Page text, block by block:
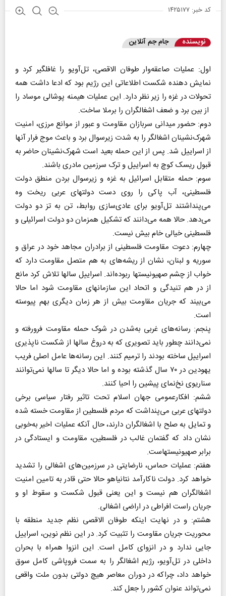
کد خبر: ۱۴۲۵۱۷۷
نویسنده جام جم آنلاین
اول: عملیات صاعقه‌وار طوفان‌ الاقصی، تل‌آویو را غافلگیر کرد و
نمایش دهنده شکست اطلاعاتی این رژیم بود که ادعا داشت همه
تحولات در غزه را زیر نظر دارد. این عملیات هیمنه پوشالی موساد را
از بین برد و ضعف اشغالگران را برملا ساخت.
دوم: حضور میدانی سربازان مقاومت و عبور از موانع مرزی، امنیت
شهرک‌نشینان اشغالگر را به شدت زیرسوال برد و باعث موج فرار آنها
از اسراییل شد. پس از این حمله بعید است شهرک‌نشینان حاضر به
قبول ریسک کوچ به اسراییل و ترک سرزمین مادری باشند.
سوم: حمله متقابل اسرائیل به غزه و زیرسوال بردن منطق دولت
فلسطینی، آب پاکی را روی دست دولتهای عربی ریخت وه
می‌پنداشتند تل‌آویو برای عادی‌سازی روابط، تن به تز دو دولت
می‌دهد. حالا همه می‌دانند که تشکیل همزمان دو دولت اسرائیلی و
فلسطینی خیالی خام بیش نیست.
چهارم: دعوت مقاومت فلسطینی از برادران مجاهد خود در عراق و
سوریه و لبنان، نشان از ریشه‌های به هم متصل مقاومت دارد که
خواب از چشم صهیونیستها ربوده‌اند. اسراییل سالها تلاش کرد مانع
از در هم تنیدگی و اتحاد این سازمانهای مقاومت شود اما حالا
می‌بیند که جریان مقاومت بیش از هر زمان دیگری بهم پیوسته
است.
پنجم: رسانه‌های غربی به‌شدن در شوک حمله مقاومت فرورفته و
نمی‌دانند چطور باید تصویری که به دروغ سالها از شکست ناپذیری
اسراییل ساخته بودند را ترمیم کنند. این رسانه‌ها عامل اصلی فریب
یهودین در ۷۰ سال گذشته بوده و اما حالا دیگر تا سالها نمی‌توانند
سناریوی نخ‌نمای پیشین را احیا کنند.
ششم: افکارعمومی جهان اسلام تحت تاثیر رفتار سیاسی برخی
دولتهای عربی می‌پنداشت که مردم فلسطین از مقاومت خسته شده
و تمایل به صلح با اشغالگران دارند، حال آنکه عملیات اخیر به‌خوبی
نشان داد که گفتمان غالب در فلسطین، مقاومت و ایستادگی در
برابر صهیونیستهاست.
هفتم: عملیات حماس، نارضایتی در سرزمین‌های اشغالی را تشدید
خواهد کرد. دولت ناکارآمد نتانیاهو حالا حتی قادر به تامین امنیت
اشغالگران هم نیست و این یعنی قبول شکست و سقوط او و
جریان راست افراطی در اراضی اشغالی.
هشتم: و در نهایت اینکه طوفان الاقصی نظم جدید منطقه با
محوریت جریان مقاومت را تثبیت کرد. در این نظم نوین، اسراییل
جایی ندارد و در انزوای کامل است. این انزوا همراه با بحران
داخلی در تل‌آویو، رژیم اشغالگر را به سمت فروپاشی کامل سوق
خواهد داد، چراکه در دوران معاصر هیچ دولتی بدون ملت واقعی
نمی‌تواند عنوان کشور را جعل کند.